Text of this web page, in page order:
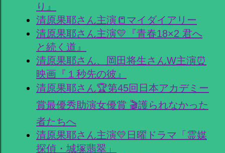
り』
清原果耶さん主演📒マイダイアリー
清原果耶さん主演💛『青春18×2 君へ
と続く道』
清原果耶さん、岡田将生さんW主演⏰
映画『１秒先の彼』
清原果耶さん🏆第45回日本アカデミー
賞最優秀助演女優賞 🎬護られなかった
者たちへ
清原果耶さん主演💛日曜ドラマ「霊媒
探偵・城塚翡翠」